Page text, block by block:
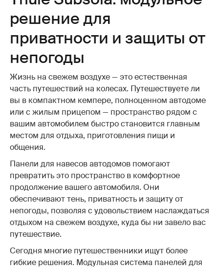
решение для
приватности и защиты от
непогоды
Жизнь на свежем воздухе — это естественная
часть путешествий на колесах. Путешествуете ли
вы в компактном кемпере, полноценном автодоме
или с жилым прицепом — пространство рядом с
вашим автомобилем быстро становится главным
местом для отдыха, приготовления пищи и
общения.
Панели для навесов автодомов помогают
превратить это пространство в комфортное
продолжение вашего автомобиля. Они
обеспечивают тень, приватность и защиту от
непогоды, позволяя с удовольствием наслаждаться
отдыхом на свежем воздухе, куда бы ни завело вас
путешествие.
Сегодня многие путешественники ищут более
гибкие решения. Модульная система панелей для